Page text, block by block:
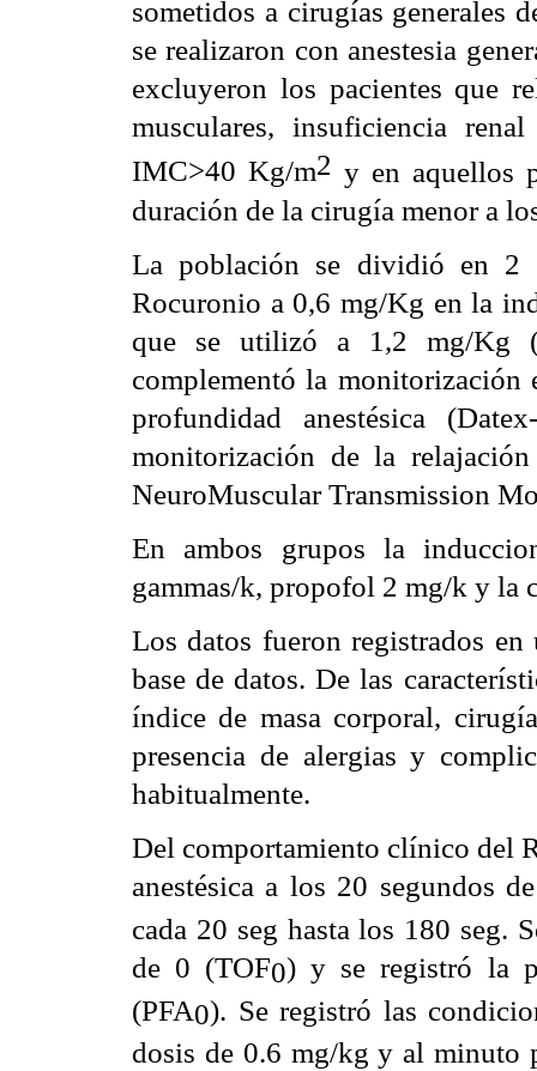
sometidos a cirugías generales
se realizaron con anestesia
excluyeron los pacientes que
musculares, insuficiencia
IMC>40 Kg/m2 y en aquellos
duración de la cirugía menor a
La población se dividió en 2
Rocuronio a 0,6 mg/Kg en la
que se utilizó a 1,2 mg/Kg
complementó la
profundidad anestésica
monitorización de la
NeuroMuscular Transmission
En ambos grupos la
gammas/k, propofol 2 mg/k y la
Los datos fueron registrados
base de datos. De las
índice de masa corporal,
presencia de alergias y
habitualmente.
Del comportamiento clínico del
anestésica a los 20 segundos
cada 20 seg hasta los 180 seg.
de 0 (TOF0) y se registró la
(PFA0). Se registró las
dosis de 0.6 mg/kg y al minuto